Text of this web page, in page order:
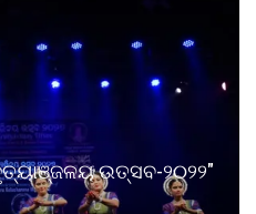
ଉତ୍ସବ-୨୦୨୨"